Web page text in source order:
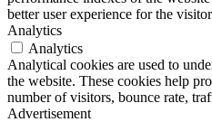
better user experience for the
Analytics
Analytics
Analytical cookies are used to
the website. These cookies help
number of visitors, bounce rate,
Advertisement